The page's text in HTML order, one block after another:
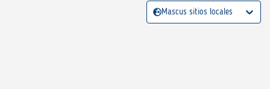
Mascus sitios locales